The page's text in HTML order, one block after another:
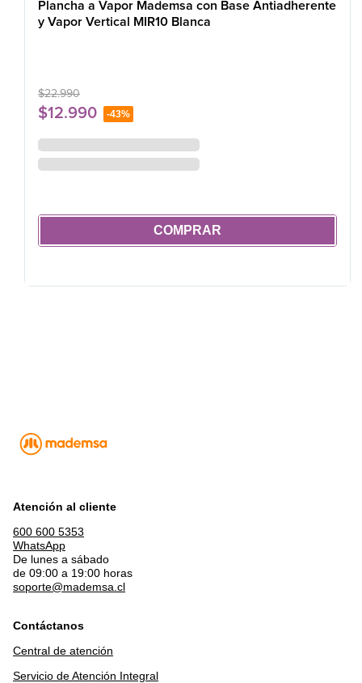
Plancha a Vapor Mademsa con Base Antiadherente
y Vapor Vertical MIR10 Blanca
$22.990
$12.990 -43%
COMPRAR
Atención al cliente
600 600 5353
WhatsApp
De lunes a sábado
de 09:00 a 19:00 horas
soporte@mademsa.cl
Contáctanos
Central de atención
Servicio de Atención Integral